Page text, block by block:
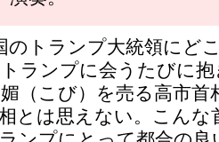
のトランプ大統領にど
ランプに会うたびに
（こび）を売る高市首
とは思えない。こん